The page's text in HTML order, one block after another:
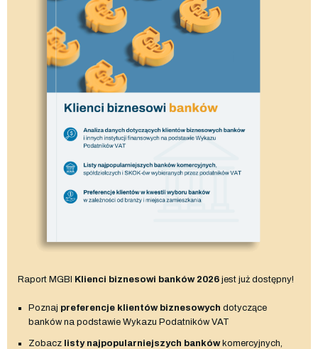
Raport MGBI Klienci biznesowi banków 2026 jest już dostępny!
Poznaj preferencje klientów biznesowych dotyczące
banków na podstawie Wykazu Podatników VAT
Zobacz listy najpopularniejszych bankówkomercyjnych,